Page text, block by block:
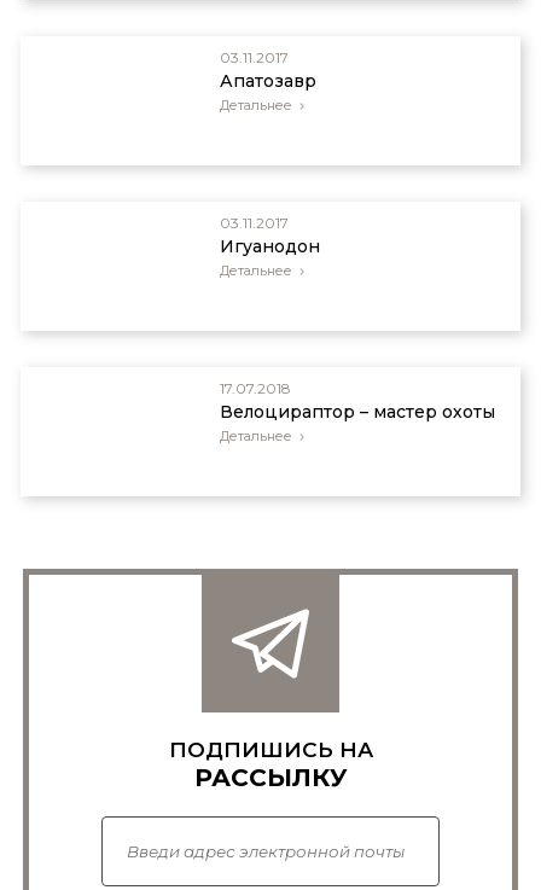
03.11.2017
Апатозавр
Детальнее
03.11.2017
Игуанодон
Детальнее
17.07.2018
Велоцираптор – мастер охоты
Детальнее
ПОДПИШИСЬ НА
РАССЫЛКУ